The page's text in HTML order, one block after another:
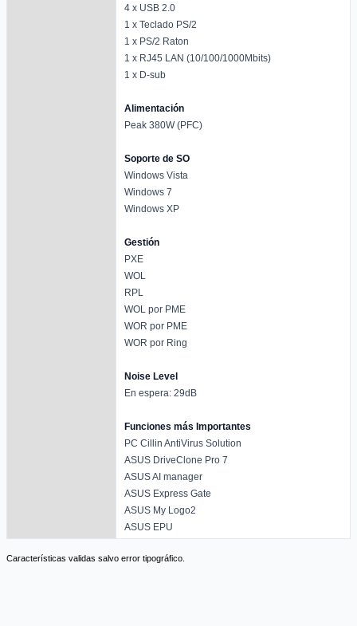
4 x USB 2.0
1 x Teclado PS/2
1 x PS/2 Raton
1 x RJ45 LAN (10/100/1000Mbits)
1 x D-sub
Alimentación
Peak 380W (PFC)
Soporte de SO
Windows Vista
Windows 7
Windows XP
Gestión
PXE
WOL
RPL
WOL por PME
WOR por PME
WOR por Ring
Noise Level
En espera: 29dB
Funciones más Importantes
PC Cillin AntiVirus Solution
ASUS DriveClone Pro 7
ASUS AI manager
ASUS Express Gate
ASUS My Logo2
ASUS EPU
Características validas salvo error tipográfico.